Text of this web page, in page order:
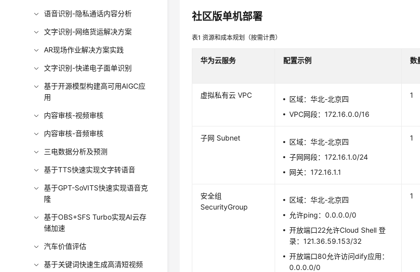
语音识别-隐私通话内容分析
文字识别-网络货运解决方案
AR现场作业解决方案实践
文字识别-快递电子面单识别
基于开源模型构建高可用AIGC应
用
内容审核-视频审核
内容审核-音频审核
三电数据分析及预测
基于TTS快速实现文字转语音
基于GPT-SoVITS快速实现语音克
隆
基于OBS+SFS Turbo实现AI云存
储加速
汽车价值评估
基于关键词快速生成高清短视频
社区版单机部署
表1资源和成本规划（按需计费）
华为云服务 配置示例 数
虚拟私有云 VPC
区域：华北-北京四
VPC网段：172.16.0.0/16
1
子网 Subnet
区域：华北-北京四
子网网段：172.16.1.0/24
网关：172.16.1.1
1
安全组
SecurityGroup
区域：华北-北京四
允许ping：0.0.0.0/0
开放端口22允许Cloud Shell 登
录：121.36.59.153/32
开放端口80允许访问dify应用：
0.0.0.0/0
1